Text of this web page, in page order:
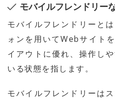
モバイルフレンドリー
モバイルフレンドリーと
ォンを用いてWebサイト
イアウトに優れ、操作し
いる状態を指します。
モバイルフレンドリーは